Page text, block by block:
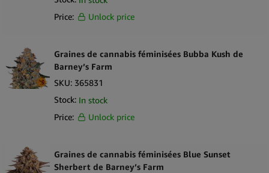
stocker les graines dans un environnement frais et sombre où
étiquetage clair soutient la gestion organisée des stocks et la
préservation à long terme.
Price:
Unlock price
Graines de cannabis féminisées Bubba Kush de
Barney’s Farm
SKU: 365831
Stock: In stock
Price:
Unlock price
Graines de cannabis féminisées Blue Sunset
Sherbert de Barney’s Farm